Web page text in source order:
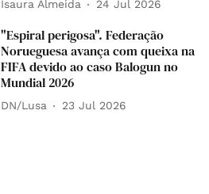
Isaura Almeida 24 Jul 2026
"Espiral perigosa". Federação
Norueguesa avança com queixa na
FIFA devido ao caso Balogun no
Mundial 2026
DN/Lusa 23 Jul 2026